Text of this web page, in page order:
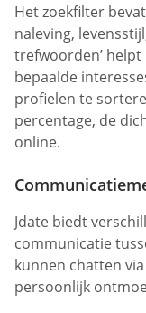
Het zoekfilter
naleving,
trefwoorden’
bepaalde
profielen te
percentage, de
online.
Jdate biedt
communicatie
kunnen chatten
persoonlijk